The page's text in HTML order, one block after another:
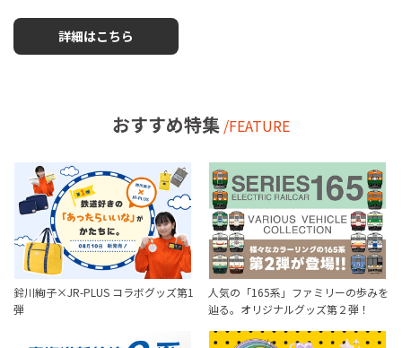
詳細はこちら
おすすめ特集 /FEATURE
鈴川絢子×JR-PLUS コラボグッズ第1
弾
人気の「165系」ファミリーの歩みを
辿る。オリジナルグッズ第２弾！